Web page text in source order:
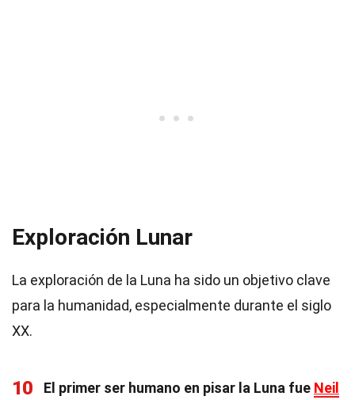
Exploración Lunar
La exploración de la Luna ha sido un objetivo clave
para la humanidad, especialmente durante el siglo
XX.
10 El primer ser humano en pisar la Luna fue Neil